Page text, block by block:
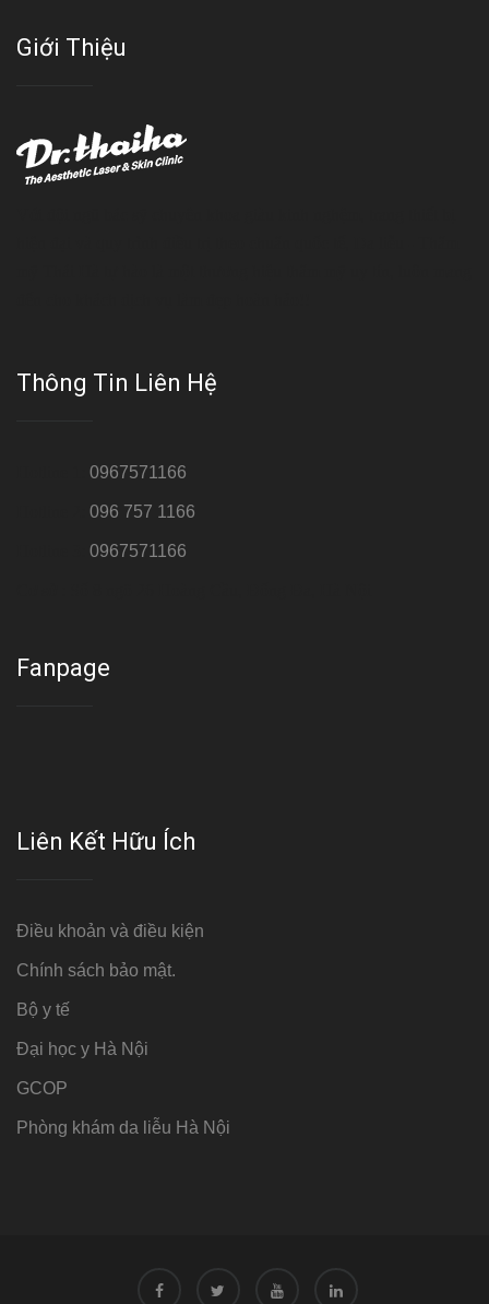
Giới Thiệu
Thông Tin Liên Hệ
0967571166
096 757 1166
0967571166
Fanpage
Liên Kết Hữu Ích
Điều khoản và điều kiện
Chính sách bảo mật.
Bộ y tế
Đại học y Hà Nội
GCOP
Phòng khám da liễu Hà Nội